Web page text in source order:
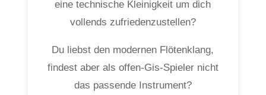
eine technische Kleinigkeit um dich
vollends zufriedenzustellen?
Du liebst den modernen Flötenklang,
findest aber als offen-Gis-Spieler nicht
das passende Instrument?